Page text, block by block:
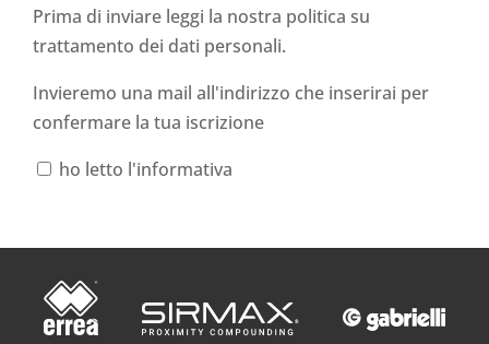
Prima di inviare leggi la nostra politica su
trattamento dei dati personali.
Invieremo una mail all'indirizzo che inserirai per
confermare la tua iscrizione
ho letto l'informativa